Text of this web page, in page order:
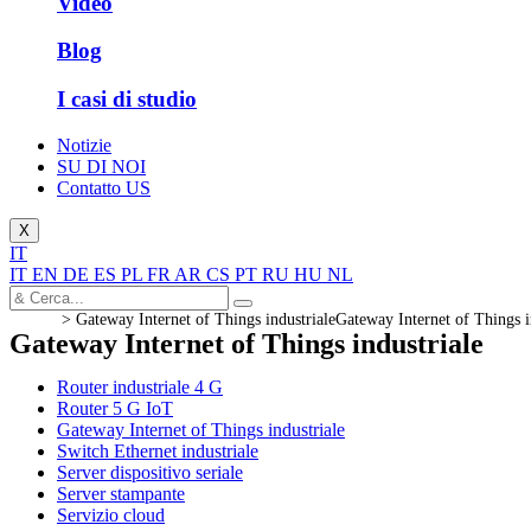
Blog
I casi di studio
Notizie
SU DI NOI
Contatto US
X
IT
IT EN DE ES PL FR AR CS PT RU HU NL
> Gateway Internet of Things industrialeGateway Internet of Things
Gateway Internet of Things industriale
Router industriale 4 G
Router 5 G IoT
Gateway Internet of Things industriale
Switch Ethernet industriale
Server dispositivo seriale
Server stampante
Servizio cloud